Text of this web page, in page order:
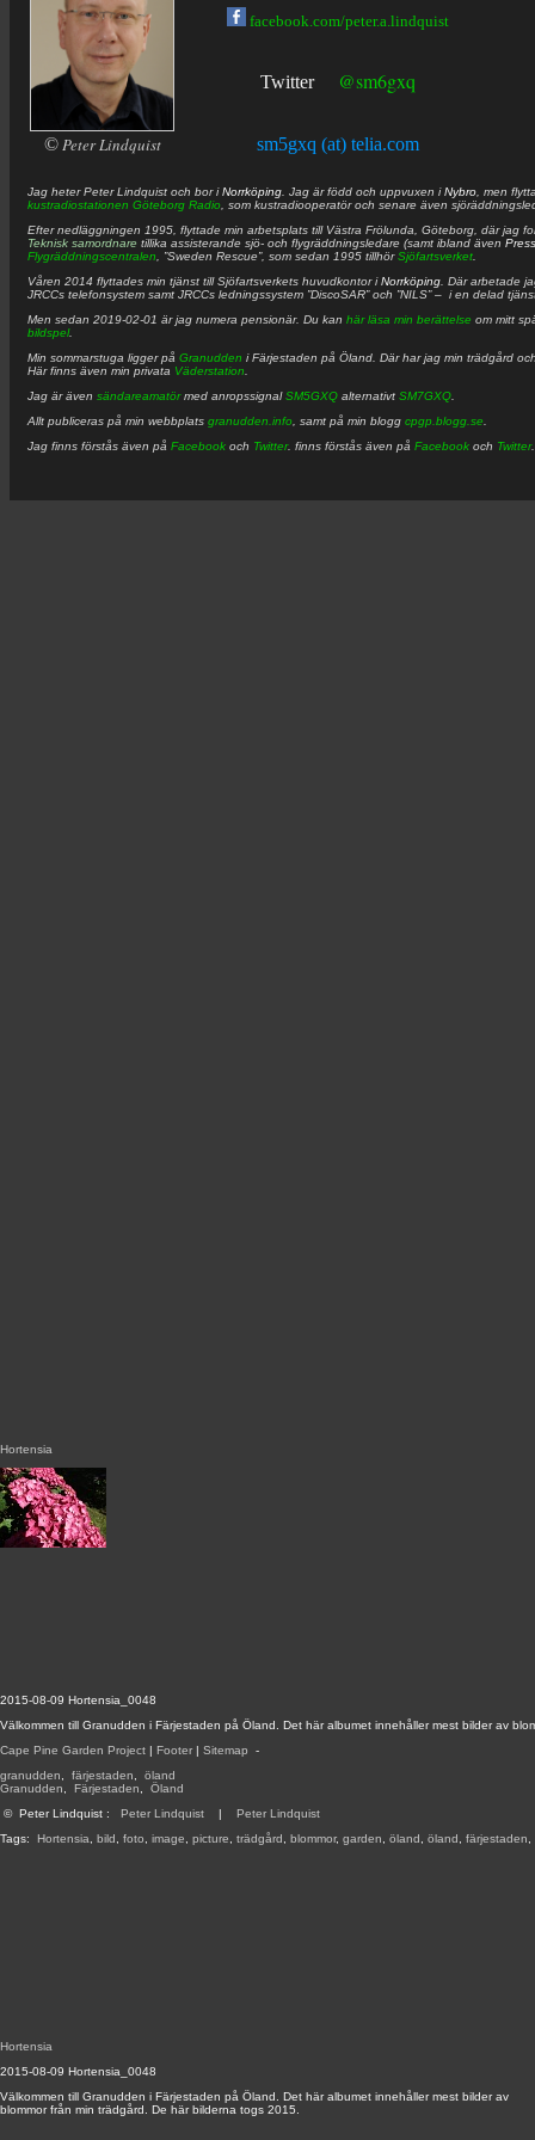
2015-08-09 Hortensia_0048
Välkommen till Granudden i Färjestaden på Öland. Det här albumet innehåller mest bilder av
Cape Pine Garden Project | Footer | Sitemap -
granudden
färjestaden
öland
Granudden
Färjestaden
Öland
© Peter Lindquist : Peter Lindquist | Peter Lindquist
Tags: Hortensia bild foto image picture trädgård blommor, garden öland öland färjestaden
Hortensia
Hortensia
2015-08-09 Hortensia_0048
Välkommen till Granudden i Färjestaden på Öland. Det här albumet innehåller mest bilder av
blommor från min trädgård. De här bilderna togs 2015.
© Peter Lindquist
facebook.com/peter.a.lindquist
Twitter @sm6gxq
sm5gxq (at) telia.com
Jag heterPeter Lindquist och bor iNorrköping . Jag är född och uppvuxen iNybro , men
kustradiostationen Göteborg Radio , som kustradiooperatör och senare även
Efter nedläggningen 1995, flyttade min arbetsplats till Västra Frölunda, Göteborg, där jag
Teknisk samordnare tillika assisterande sjö- och flygräddningsledare (samt ibland även
Flygräddningscentralen , ”Sweden Rescue”, som sedan 1995 tillhörSjöfartsverket
Våren 2014 flyttades min tjänst till Sjöfartsverkets huvudkontor iNorrköping . Där arbetade
JRCCs telefonsystem samt JRCCs ledningssystem ”DiscoSAR” och ”NILS” – i en delad
Men sedan 2019-02-01 är jag numera pensionär. Du kan här läsa min berättelse om mitt
bildspel.
Min sommarstuga ligger på Granudden i Färjestaden på Öland. Där har jag min trädgård
Här finns även min privata Väderstation
Jag är även sändareamatörmed anropssignalSM5GXQ alternativt SM7GXQ
Allt publiceras på min webbplats granudden.info , samt på min blogg cpgp.blogg.se
Jag finns förstås även på Facebook och Twitter. finns förstås även på Facebook och Twitter.